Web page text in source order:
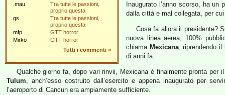
.mau.
Tra tutte le passioni,
proprio questa
gs
Tra tutte le passioni,
proprio questa
mfp
GTT horror
Mirko
GTT horror
Tutti i commenti »
Inaugurato l’anno scorso, ha
dalla città e mal collegata, per
Cosa fa allora il presidente?
nuova linea aerea, 100%
chiama Mexicana, riprendendo il
di anni fa.
Qualche giorno fa, dopo vari rinvii, Mexicana è finalmente pronta per
Tulum, anch’esso costruito dall’esercito e appena inaugurato per
l’aeroporto di Cancun era ampiamente sufficiente.